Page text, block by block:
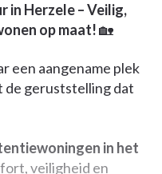
in Herzele – Veilig,
op maat!🏡
een aangename plek
de geruststelling dat
in het
veiligheid en